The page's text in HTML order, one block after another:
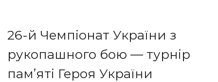
26-й Чемпіонат України з
рукопашного бою — турнір
пам’яті Героя України